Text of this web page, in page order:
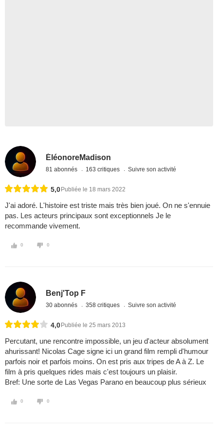
ÉléonoreMadison
81 abonnés 163 critiques Suivre son activité
5,0 Publiée le 18 mars 2022
J'ai adoré. L'histoire est triste mais très bien joué. On ne s'ennuie
pas. Les acteurs principaux sont exceptionnels Je le
recommande vivement.
0 0
Benj'Top F
30 abonnés 358 critiques Suivre son activité
4,0 Publiée le 25 mars 2013
Percutant, une rencontre impossible, un jeu d'acteur absolument
ahurissant! Nicolas Cage signe ici un grand film rempli d'humour
parfois noir et parfois moins. On est pris aux tripes de A à Z. Le
film à pris quelques rides mais c'est toujours un plaisir.
Bref: Une sorte de Las Vegas Parano en beaucoup plus sérieux
0 0